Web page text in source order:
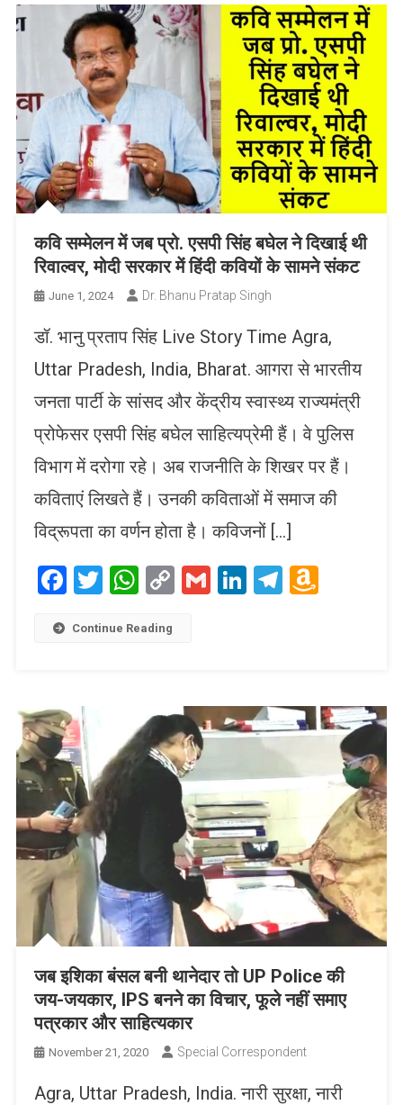
कवि सम्मेलन में जब प्रो. एसपी सिंह बघेल ने दिखाई थी
रिवाल्वर, मोदी सरकार में हिंदी कवियों के सामने संकट
June 1, 2024 Dr. Bhanu Pratap Singh
डॉ. भानु प्रताप सिंह Live Story Time Agra,
Uttar Pradesh, India, Bharat. आगरा से भारतीय
जनता पार्टी के सांसद और केंद्रीय स्वास्थ्य राज्यमंत्री
प्रोफेसर एसपी सिंह बघेल साहित्यप्रेमी हैं। वे पुलिस
विभाग में दरोगा रहे। अब राजनीति के शिखर पर हैं।
कविताएं लिखते हैं। उनकी कविताओं में समाज की
विद्रूपता का वर्णन होता है। कविजनों […]
Facebook
Twitter
WhatsApp
CopyGmailLinkedIn
Telegram
Continue Reading
जब इशिका बंसल बनी थानेदार तो UP Police की
जय-जयकार, IPS बनने का विचार, फूले नहीं समाए
पत्रकार और साहित्यकार
November 21, 2020 Special Correspondent
Agra, Uttar Pradesh, India. नारी सुरक्षा, नारी